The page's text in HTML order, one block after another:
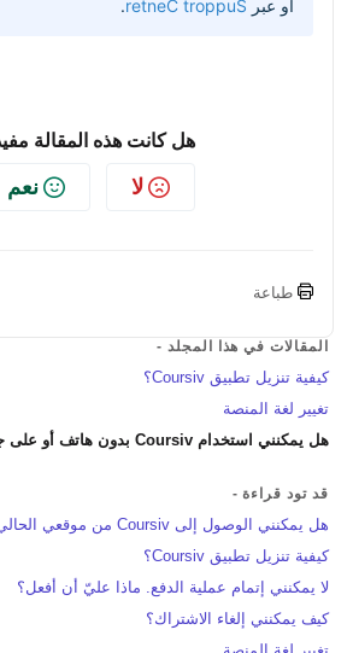
أو عبر Support Center
.
هل كانت هذه المقالة
لا نعم
طباعة
المقالات في هذا المجلد -
كيفية تنزيل تطبيق Coursiv؟
تغيير لغة المنصة
هل يمكنني استخدام Coursiv بدون هاتف أو على جهاز كمبيوتر؟
قد تود قراءة -
هل يمكنني الوصول إلى Coursiv من موقعي الحالي؟
كيفية تنزيل تطبيق Coursiv؟
لا يمكنني إتمام عملية الدفع. ماذا عليّ أن أفعل؟
كيف يمكنني إلغاء الاشتراك؟